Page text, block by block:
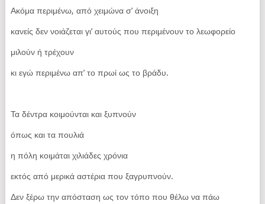
Ακόμα περιμένω, από χειμώνα σ’ άνοιξη
κανείς δεν νοιάζεται γι’ αυτούς που περιμένουν το λεωφορείο
μιλούν ή τρέχουν
κι εγώ περιμένω απ’ το πρωί ως το βράδυ.
Τα δέντρα κοιμούνται και ξυπνούν
όπως και τα πουλιά
η πόλη κοιμάται χιλιάδες χρόνια
εκτός από μερικά αστέρια που ξαγρυπνούν.
Δεν ξέρω την απόσταση ως τον τόπο που θέλω να πάω